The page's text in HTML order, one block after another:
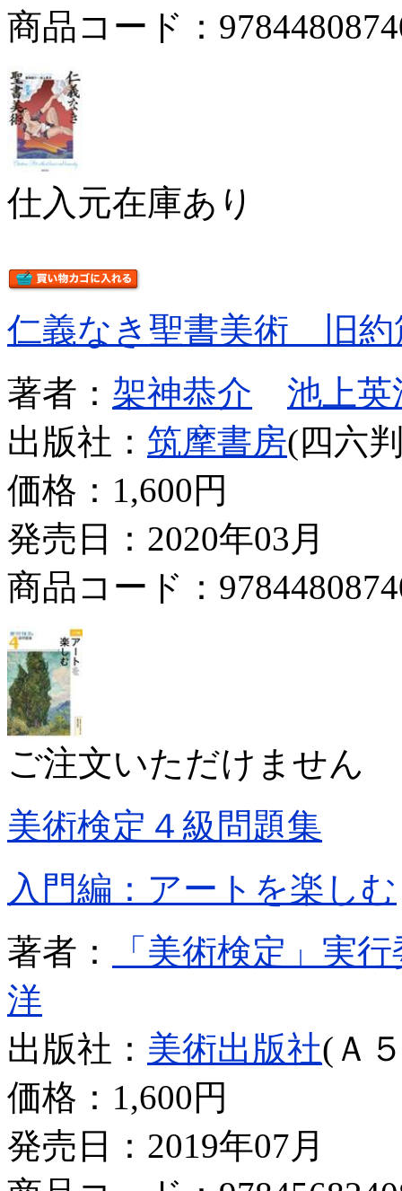
商品コード：
仕入元在庫あり
仁義なき聖書美術 旧約
著者： 架神恭介
池上英
出版社： 筑摩書房(四六
価格： 1,600円
発売日：2020年03月
商品コード：
ご注文いただけません
美術検定４級問題集
入門編：アートを楽しむ
著者：
「美術検定」実
洋
出版社： 美術出版社(Ａ
価格： 1,600円
発売日：2019年07月